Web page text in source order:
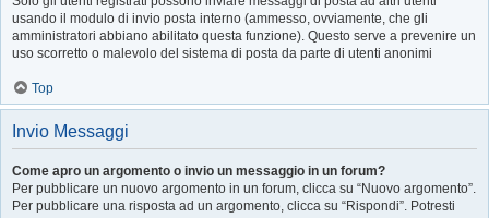
usando il modulo di invio posta interno (ammesso, ovviamente, che gli
amministratori abbiano abilitato questa funzione). Questo serve a prevenire un
uso scorretto o malevolo del sistema di posta da parte di utenti anonimi
Top
Invio Messaggi
Come apro un argomento o invio un messaggio in un forum?
Per pubblicare un nuovo argomento in un forum, clicca su “Nuovo argomento”.
Per pubblicare una risposta ad un argomento, clicca su “Rispondi”. Potresti